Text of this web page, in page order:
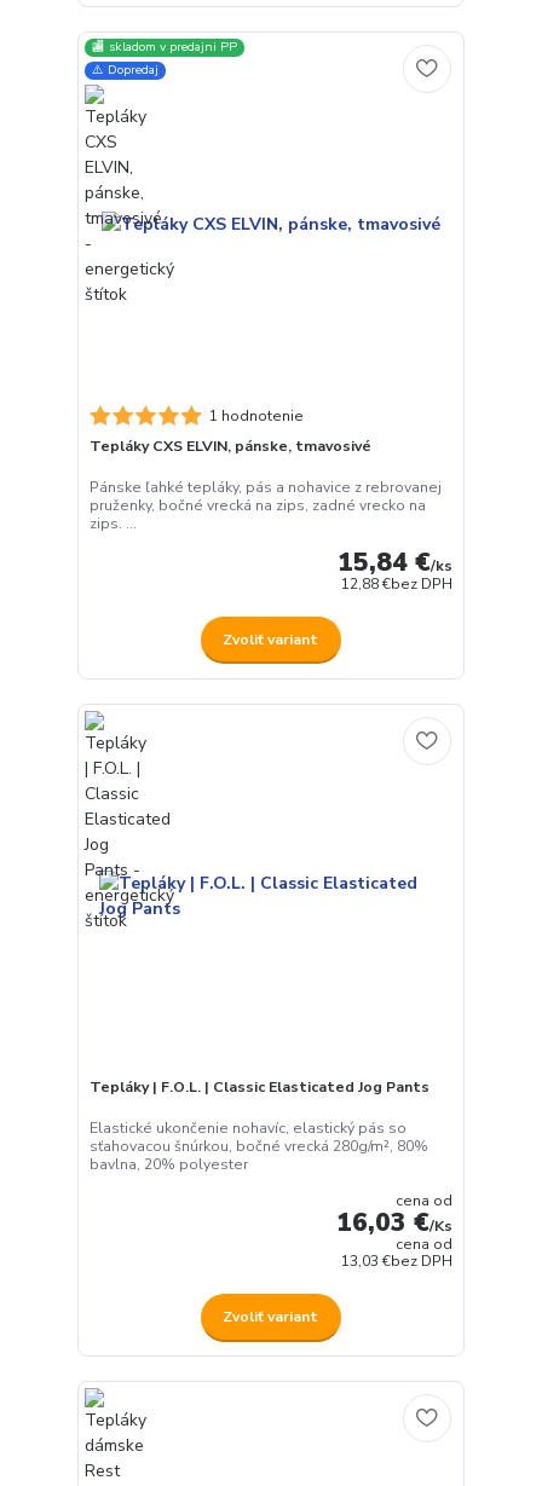
🏬 skladom v predajni PP
⚠️ Dopredaj
1 hodnotenie
Tepláky CXS ELVIN, pánske, tmavosivé
Pánske ľahké tepláky, pás a nohavice z rebrovanej
pruženky, bočné vrecká na zips, zadné vrecko na
zips. ...
15,84 €/ks
12,88 €bez DPH
Zvoliť variant
Tepláky | F.O.L. | Classic Elasticated Jog Pants
Elastické ukončenie nohavíc, elastický pás so
sťahovacou šnúrkou, bočné vrecká 280g/m², 80%
bavlna, 20% polyester
cena od
16,03 €/Ks
cena od
13,03 €bez DPH
Zvoliť variant